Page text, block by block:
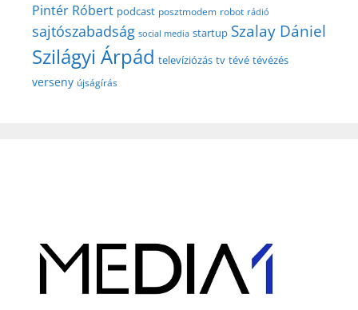
Pintér Róbert podcast posztmodem robot rádió
sajtószabadság social media startup Szalay Dániel
Szilágyi Árpád televíziózás tv tévé tévézés
verseny újságírás